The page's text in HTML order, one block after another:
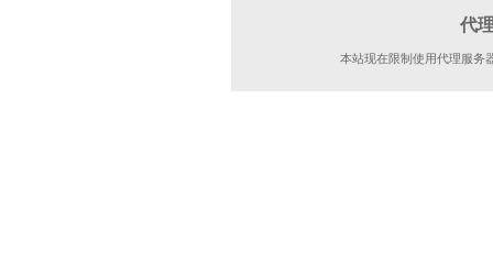
代
本站现在限制使用代理服务